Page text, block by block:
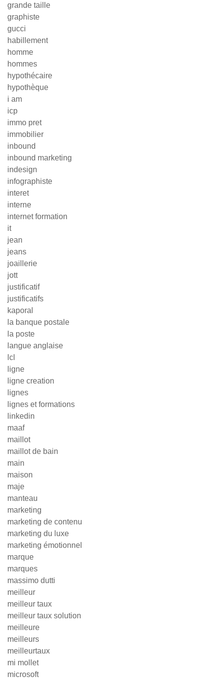
grande taille
graphiste
gucci
habillement
homme
hommes
hypothécaire
hypothèque
i am
icp
immo pret
immobilier
inbound
inbound marketing
indesign
infographiste
interet
interne
internet formation
it
jean
jeans
joaillerie
jott
justificatif
justificatifs
kaporal
la banque postale
la poste
langue anglaise
lcl
ligne
ligne creation
lignes
lignes et formations
linkedin
maaf
maillot
maillot de bain
main
maison
maje
manteau
marketing
marketing de contenu
marketing du luxe
marketing émotionnel
marque
marques
massimo dutti
meilleur
meilleur taux
meilleur taux solution
meilleure
meilleurs
meilleurtaux
mi mollet
microsoft